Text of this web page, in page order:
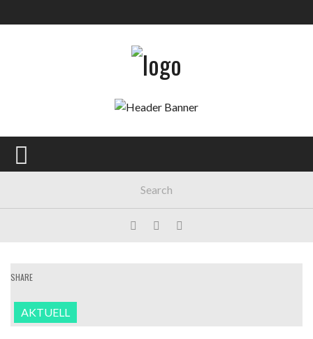
POLITIK
MEINUNG
SHARE
AKTUELL